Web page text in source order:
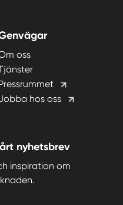
oss
hos oss
nyhetsbrev
inspiration om